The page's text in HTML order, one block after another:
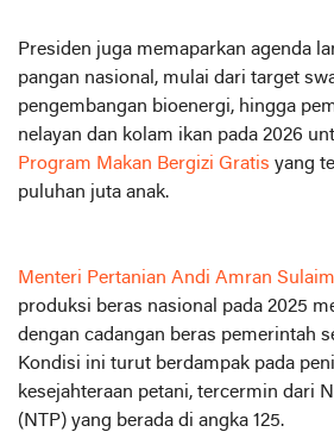
Presiden juga memaparkan agenda
pangan nasional, mulai dari target
pengembangan bioenergi, hingga
nelayan dan kolam ikan pada 2026
Program Makan Bergizi Gratis yang
puluhan juta anak.
Menteri Pertanian Andi Amran
produksi beras nasional pada 2025
dengan cadangan beras pemerintah
Kondisi ini turut berdampak pada
kesejahteraan petani, tercermin dari
(NTP) yang berada di angka 125.